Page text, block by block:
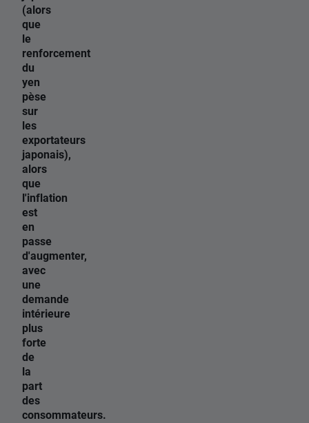
(alors
que
le
renforcement
du
yen
pèse
sur
les
exportateurs
japonais),
alors
que
l'inflation
est
en
passe
d'augmenter,
avec
une
demande
intérieure
plus
forte
de
la
part
des
consommateurs.